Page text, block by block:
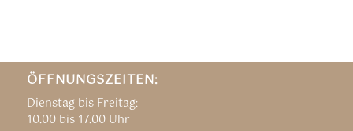
ÖFFNUNGSZEITEN:
Dienstag bis Freitag:
10.00 bis 17.00 Uhr